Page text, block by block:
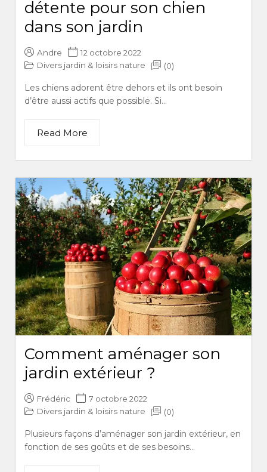
détente pour son chien
dans son jardin
Andre
12 octobre 2022
Divers jardin & loisirs nature
(0)
Les chiens adorent être dehors et ils ont besoin
d’être aussi actifs que possible. Si...
Read More
Comment aménager son
jardin extérieur ?
Frédéric
7 octobre 2022
Divers jardin & loisirs nature
(0)
Plusieurs façons d’aménager son jardin extérieur, en
fonction de ses goûts et de ses besoins...